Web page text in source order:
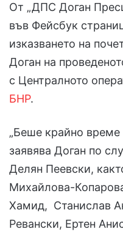
От „ДПС Доган
във Фейсбук
изказването на
Доган на
с Централното
БНР.
„Беше крайно време
заявява Доган по
Делян Пеевски,
Михайлова-
Хамид, Станислав
Ревански, Ертен